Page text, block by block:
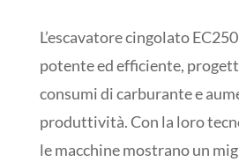
L’escavatore cingolato
potente ed efficiente,
consumi di carburante e
produttività. Con la loro
le macchine mostrano un